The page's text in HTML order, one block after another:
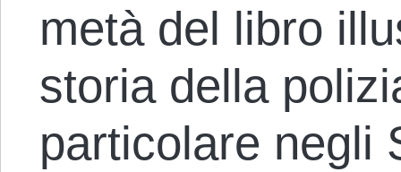
metà del libro
storia della
particolare negli